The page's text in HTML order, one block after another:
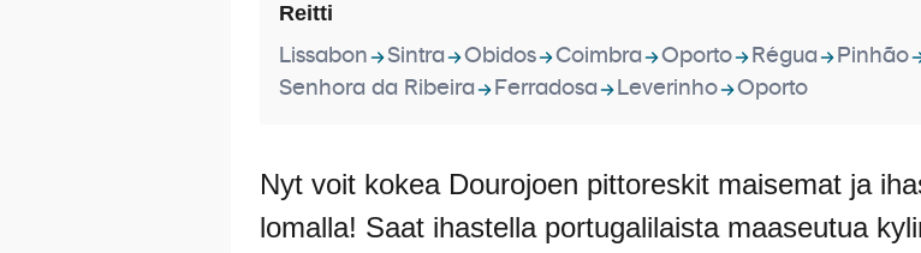
Reitti
Lissabon Sintra Obidos Coimbra Oporto Régua Pinhão
Senhora da Ribeira
Ferradosa Leverinho Oporto
Nyt voit kokea Dourojoen pittoreskit maisemat ja
lomalla! Saat ihastella portugalilaista maaseutua